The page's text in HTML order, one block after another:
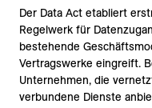
Der Data Act etabliert
Regelwerk für
bestehende
Vertragswerke eingreift.
Unternehmen, die
verbundene Dienste